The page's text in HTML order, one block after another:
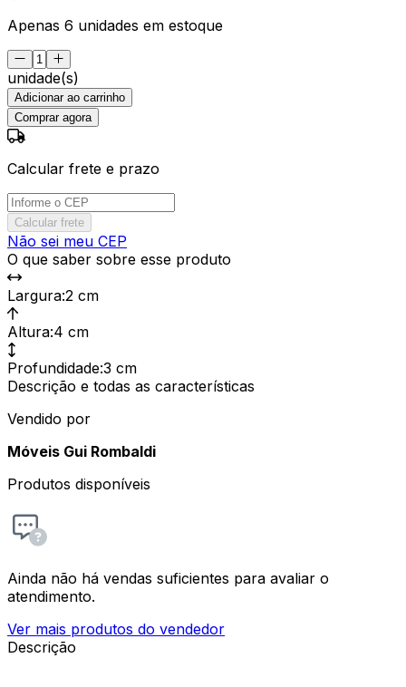
Apenas 6 unidades em estoque
unidade(s)
Adicionar ao carrinho
Comprar agora
Calcular frete e prazo
Calcular frete
Não sei meu CEP
O que saber sobre esse produto
Largura:2 cm
Altura:4 cm
Profundidade:3 cm
Descrição e todas as características
Vendido por
Móveis Gui Rombaldi
Produtos disponíveis
Ainda não há vendas suficientes para avaliar o
atendimento.
Ver mais produtos do vendedor
Descrição